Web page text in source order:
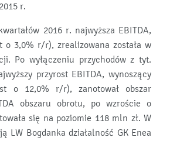
r.
2016 r. najwyższa EBITDA,
o 3,0% r/r), zrealizowana została w
Po wyłączeniu przychodów z tyt.
przyrost EBITDA, wynoszący
o 12,0% r/r), zanotował obszar
obszaru obrotu, po wzroście o
się na poziomie 118 mln zł. W
LW Bogdanka działalność GK Enea